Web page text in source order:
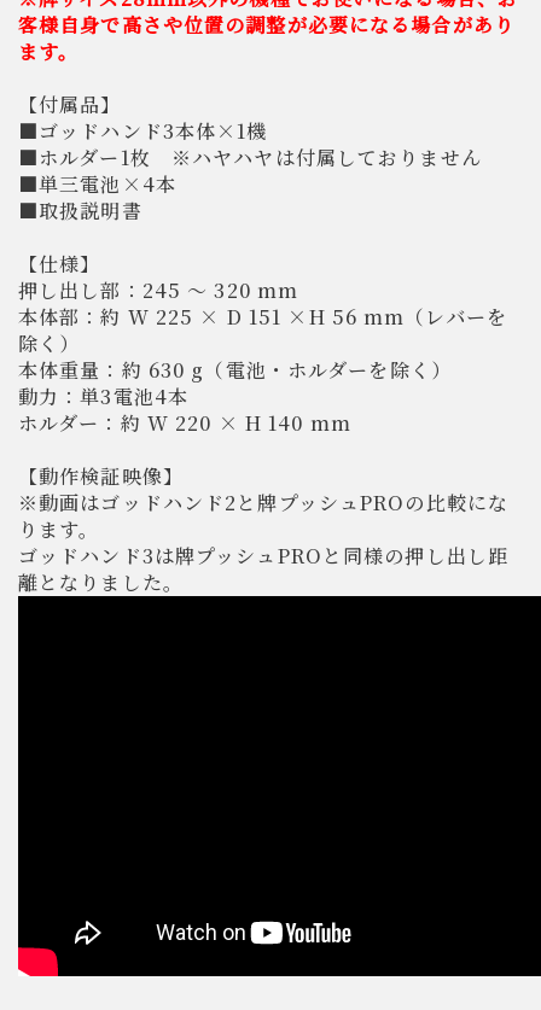
客様自身で高さや位置の調整が必要になる場合があり
ます。
【付属品】
■ゴッドハンド3本体×1機
■ホルダー1枚 ※ハヤハヤは付属しておりません
■単三電池×4本
■取扱説明書
【仕様】
押し出し部：245 〜 320 mm
本体部：約 W 225 × D 151 ×H 56 mm（レバーを
除く）
本体重量：約 630 g（電池・ホルダーを除く）
動力：単3電池4本
ホルダー：約 W 220 × H 140 mm
【動作検証映像】
※動画はゴッドハンド2と牌プッシュPROの比較にな
ります。
ゴッドハンド3は牌プッシュPROと同様の押し出し距
離となりました。